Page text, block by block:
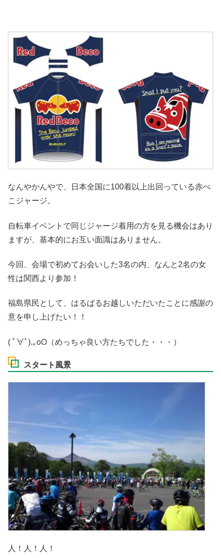
なんやかんやで、日本全国に100着以上出回っている赤べ
こジャージ。
自転車イベントで同じジャージ着用の方を見る機会はあり
ますが、基本的にお互い面識はありません。
今回、会場で初めてお会いした3名の内、なんと2名の女
性は関西より参加！
福島県民として、はるばるお越しいただいたことに感謝の
意を申し上げたい！！
( ﾟ∀ﾟ).｡oO（めっちゃ良い方たちでした・・・）
スタート風景
人！人！人！